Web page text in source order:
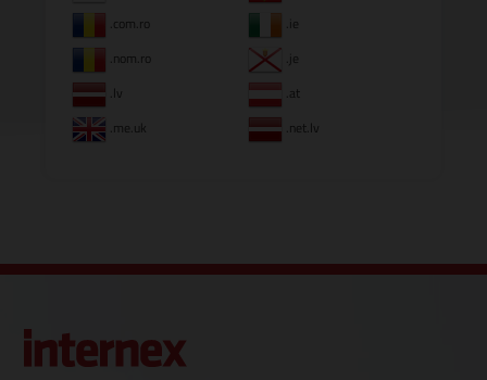
.com.ro
.ie
.nom.ro
.je
.lv
.at
.me.uk
.net.lv